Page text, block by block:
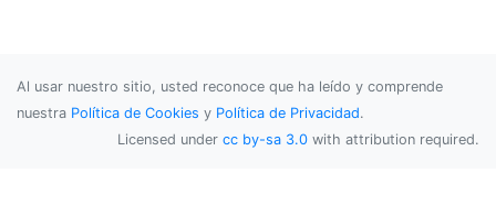
Al usar nuestro sitio, usted reconoce que ha leído y comprende
nuestra Política de Cookies y Política de Privacidad.
Licensed under cc by-sa 3.0 with attribution required.